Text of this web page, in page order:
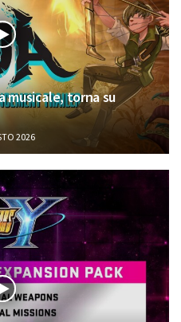
musicale, torna su
2026